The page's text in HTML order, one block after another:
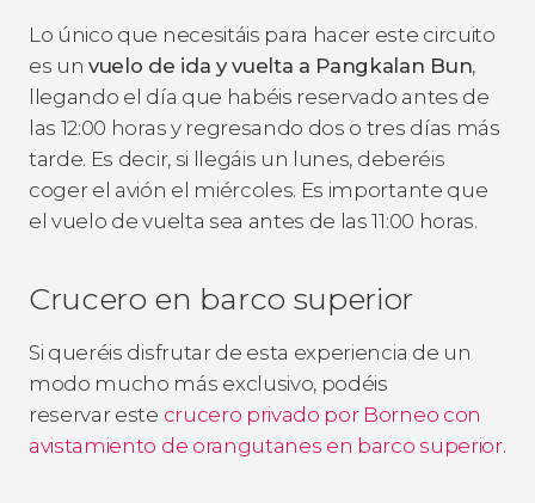
Lo único que necesitáis para hacer este circuito
es unvuelo de ida y vuelta a Pangkalan Bun,
llegando el día que habéis reservado antes de
las 12:00 horas y regresando dos o tres días más
tarde. Es decir, si llegáis un lunes, deberéis
coger el avión el miércoles. Es importante que
el vuelo de vuelta sea antes de las 11:00 horas.
Crucero en barco superior
Si queréis disfrutar de esta experiencia de un
modo mucho más exclusivo, podéis
reservar este crucero privado por Borneo con
avistamiento de orangutanes en barco superior.